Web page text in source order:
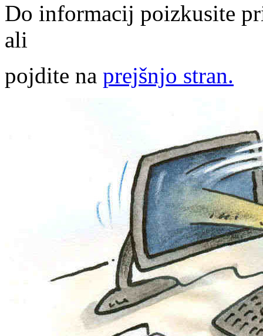
Do informacij poizkusite
ali
pojdite na prejšnjo stran.